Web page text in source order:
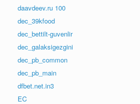
daavdeev.ru 100
dec_39kfood
dec_bettilt-guvenlir
dec_galaksigezgini
dec_pb_common
dec_pb_main
dfbet.net.in3
EC